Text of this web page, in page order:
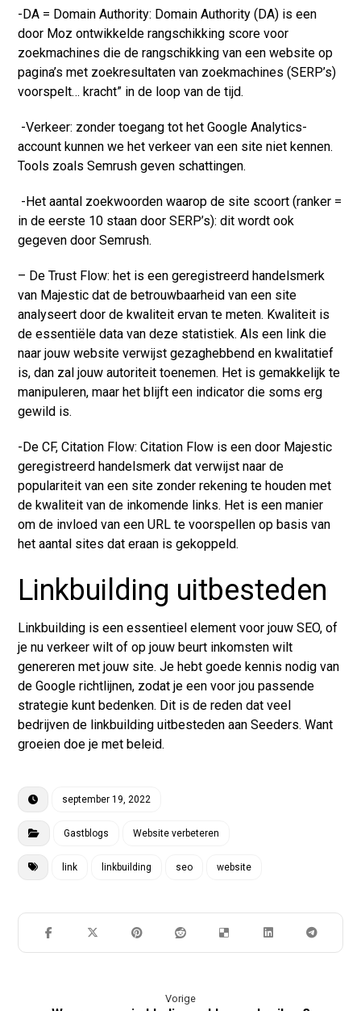
-DA = Domain Authority: Domain Authority (DA) is een
door Moz ontwikkelde rangschikking score voor
zoekmachines die de rangschikking van een website op
pagina’s met zoekresultaten van zoekmachines (SERP’s)
voorspelt… kracht” in de loop van de tijd.
-Verkeer: zonder toegang tot het Google Analytics-
account kunnen we het verkeer van een site niet kennen.
Tools zoals Semrush geven schattingen.
-Het aantal zoekwoorden waarop de site scoort (ranker =
in de eerste 10 staan ​​door SERP’s): dit wordt ook
gegeven door Semrush.
– De Trust Flow: het is een geregistreerd handelsmerk
van Majestic dat de betrouwbaarheid van een site
analyseert door de kwaliteit ervan te meten. Kwaliteit is
de essentiële data van deze statistiek. Als een link die
naar jouw website verwijst gezaghebbend en kwalitatief
is, dan zal jouw autoriteit toenemen. Het is gemakkelijk te
manipuleren, maar het blijft een indicator die soms erg
gewild is.
-De CF, Citation Flow: Citation Flow is een door Majestic
geregistreerd handelsmerk dat verwijst naar de
populariteit van een site zonder rekening te houden met
de kwaliteit van de inkomende links. Het is een manier
om de invloed van een URL te voorspellen op basis van
het aantal sites dat eraan is gekoppeld.
Linkbuilding uitbesteden
Linkbuilding is een essentieel element voor jouw SEO, of
je nu verkeer wilt of op jouw beurt inkomsten wilt
genereren met jouw site. Je hebt goede kennis nodig van
de Google richtlijnen, zodat je een voor jou passende
strategie kunt bedenken. Dit is de reden dat veel
bedrijven de linkbuilding uitbesteden aanSeeders. Want
groeien doe je met beleid.
september 19, 2022
Gastblogs Website verbeteren
link linkbuilding seo website
Vorige